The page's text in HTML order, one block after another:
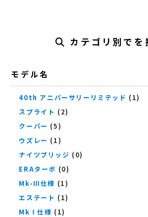
カテゴリ別でを
モデル名
40th アニバーサリーリミテッド (1)
スプライト (2)
クーパー (5)
ウズレー (1)
ナイツブリッジ (0)
ERAターボ (0)
Mk-Ⅲ仕様 (1)
エステート (1)
MkⅠ仕様 (1)